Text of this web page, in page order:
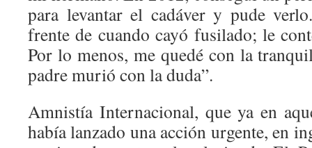
para levantar el cadáver y pude
frente de cuando cayó fusilado; le
Por lo menos, me quedé con la
padre murió con la duda”.
Amnistía Internacional, que ya en
había lanzado una acción urgente, en